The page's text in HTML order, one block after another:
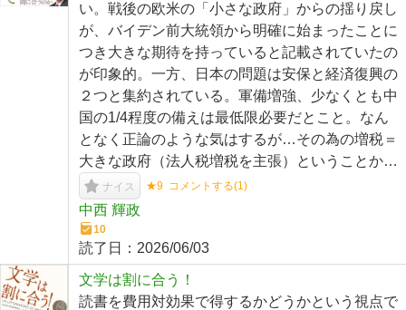
い。戦後の欧米の「小さな政府」からの揺り戻し
が、バイデン前大統領から明確に始まったことに
つき大きな期待を持っていると記載されていたの
が印象的。一方、日本の問題は安保と経済復興の
２つと集約されている。軍備増強、少なくとも中
国の1/4程度の備えは最低限必要だとこと。なん
となく正論のような気はするが…その為の増税＝
大きな政府（法人税増税を主張）ということか…
ナイス ★9 コメントする(1)
中西 輝政
10
読了日： 2026/06/03
文学は割に合う！
読書を費用対効果で得するかどうかという視点で